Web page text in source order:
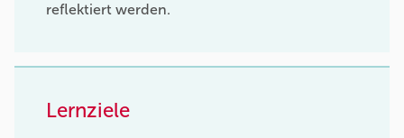
reflektiert werden.
Lernziele